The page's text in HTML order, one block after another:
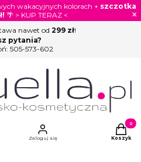
wakacyjnych kolorach + szczotka
🌴 > KUP TERAZ < ×
nawet od 299 zł!
pytania?
505-573-602
Zaloguj się Koszyk